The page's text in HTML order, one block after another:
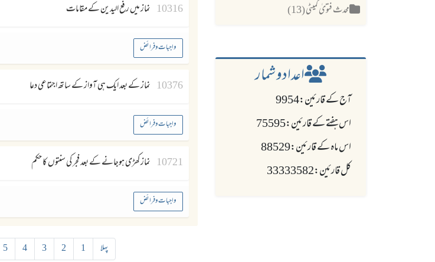
محدث فتویٰ کمیٹی (13)
اعدادو شمار
آج کے قارئین:9954
اس ہفتے کے قارئین:75595
اس ماہ کے قارئین:88529
کل قارئین:33333582
10316 نماز میں رفع الیدین کے مقامات
واجبات وفرائض
10376 نماز کے بعد ایک ہی آواز کے ساتھ اجتماعی دعا
واجبات وفرائض
10721 نماز کھڑی ہوجانے کے بعد فجر کی سنتوں کا حکم
واجبات وفرائض
پہلا 1
2
3
4
5